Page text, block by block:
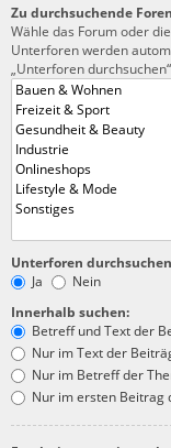
Zu durchsuchende
Wähle das Forum oder
Unterforen werden
„Unterforen
Unterforen
Ja
Nein
Innerhalb suchen:
Betreff und Text der
Nur im Text der
Nur im Betreff der
Nur im ersten Beitrag